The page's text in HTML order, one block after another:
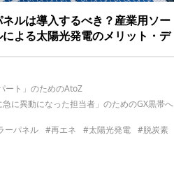
ルは導入するべき？産業用ソー
よる太陽光発電のメリット・デ
ート」のためのAtoZ
に異動になった担当者」のためのGX黒帯へ
ーパネル #再エネ #太陽光発電
#脱炭素